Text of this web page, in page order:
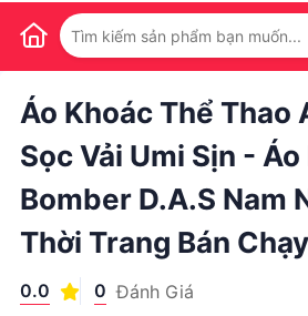
1
Áo Khoác Thể
Sọc Vải Umi Sịn -
Bomber D.a.s Nam
Thời Trang Bán Chạy
0.0 0 Đánh Giá